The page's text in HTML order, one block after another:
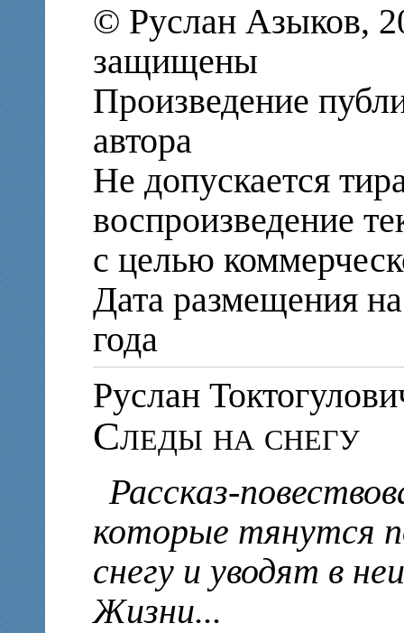
© Руслан Азыков,
защищены
Произведение
автора
Не допускается
воспроизведение
с целью
Дата размещения
года
Руслан
Следы на снегу
Рассказ-
которые тянутся
снегу и уводят в
Жизни...